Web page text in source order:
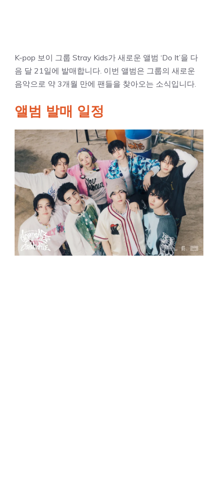
K-pop 보이 그룹 Stray Kids가 새로운 앨범 ‘Do It’을 다
음 달 21일에 발매합니다. 이번 앨범은 그룹의 새로운
음악으로 약 3개월 만에 팬들을 찾아오는 소식입니다.
앨범 발매 일정